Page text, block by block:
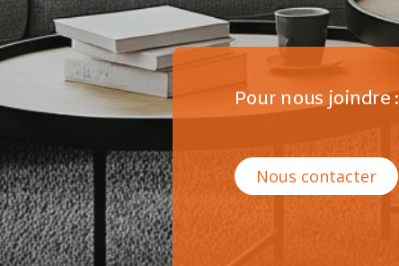
Pour nous joindre :
Nous contacter